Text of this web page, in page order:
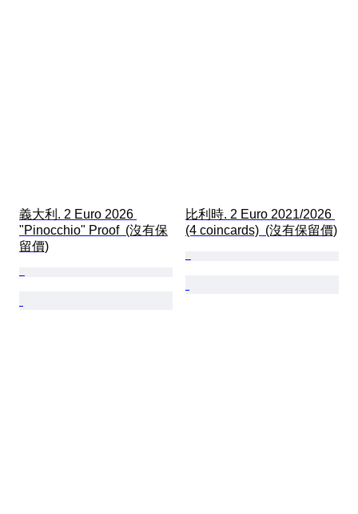
義大利. 2 Euro 2026
"Pinocchio" Proof  (沒有保
留價)
比利時. 2 Euro 2021/2026
(4 coincards)  (沒有保留價)